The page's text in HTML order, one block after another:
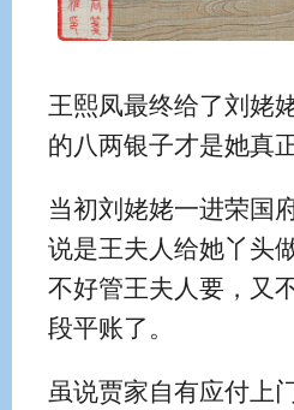
王熙凤最终给了刘姥
的八两银子才是她真
当初刘姥姥一进荣国
说是王夫人给她丫头
不好管王夫人要，又
段平账了。
虽说贾家自有应付上